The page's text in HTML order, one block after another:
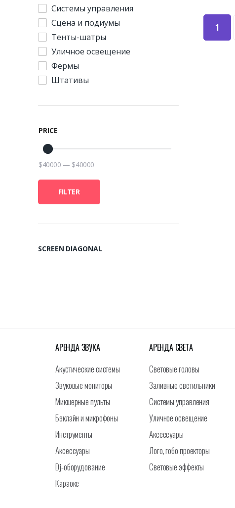
Системы управления
Сцена и подиумы
Тенты-шатры
Уличное освещение
Фермы
Штативы
PRICE
$40000 — $40000
FILTER
SCREEN DIAGONAL
1
АРЕНДА ЗВУКА
Акустические системы
Звуковые мониторы
Микшерные пульты
Бэклайн и микрофоны
Инструменты
Аксессуары
Dj-оборудование
Караоке
АРЕНДА СВЕТА
Световые головы
Заливные светильники
Системы управления
Уличное освещение
Аксессуары
Лого, гобо проекторы
Световые эффекты